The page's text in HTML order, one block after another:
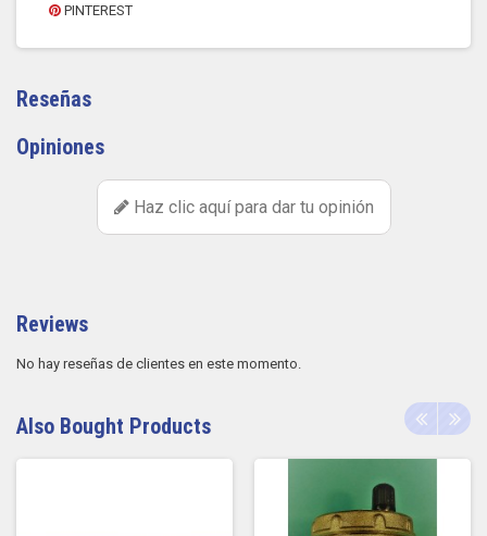
PINTEREST
Reseñas
Opiniones
Haz clic aquí para dar tu opinión
Reviews
No hay reseñas de clientes en este momento.
Also Bought Products